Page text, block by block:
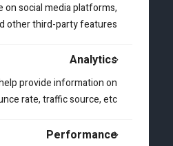
social media platforms,
other third-party features.
Analytics
provide information on
rate, traffic source, etc.
Performance